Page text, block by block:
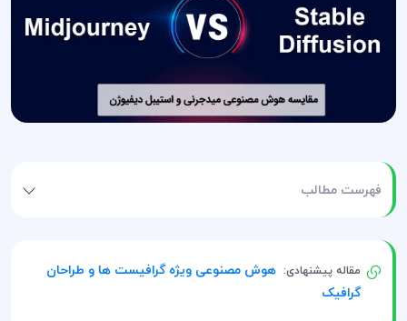
فهرست مطالب
مقاله پیشنهادی: هوش مصنوعی ویژه گرافیست ها و طراحان
گرافیک